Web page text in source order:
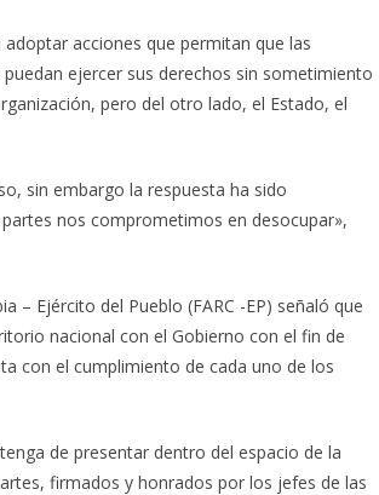
acciones que permitan que las
ejercer sus derechos sin sometimiento
pero del otro lado, el Estado, el
sin embargo la respuesta ha sido
nos comprometimos en desocupar»,
– Ejército del Pueblo (FARC -EP) señaló que
nacional con el Gobierno con el fin de
con el cumplimiento de cada uno de los
de presentar dentro del espacio de la
firmados y honrados por los jefes de las